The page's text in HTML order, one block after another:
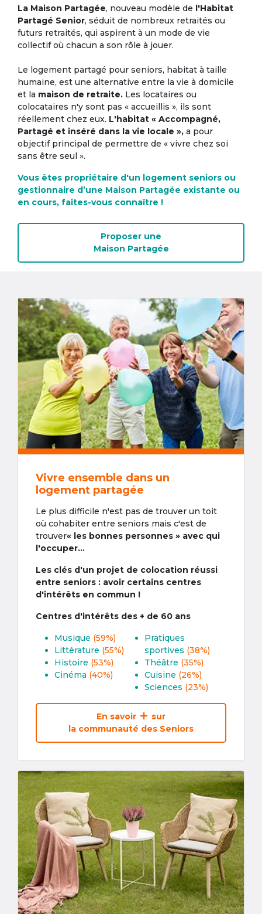
La Maison Partagée, nouveau modèle de l'Habitat
Partagé Senior, séduit de nombreux retraités ou
futurs retraités, qui aspirent à un mode de vie
collectif où chacun a son rôle à jouer.
Le logement partagé pour seniors, habitat à taille
humaine, est une alternative entre la vie à domicile
et la maison de retraite. Les locataires ou
colocataires n'y sont pas « accueillis », ils sont
réellement chez eux. L'habitat « Accompagné,
Partagé et inséré dans la vie locale », a pour
objectif principal de permettre de « vivre chez soi
sans être seul ».
Vous êtes propriétaire d'un logement seniors ou
gestionnaire d’une Maison Partagée existante ou
en cours, faites-vous connaître !
Proposer une
Maison Partagée
Vivre ensemble dans un
logement partagée
Le plus difficile n'est pas de trouver un toit
où cohabiter entre seniors mais c'est de
trouver« les bonnes personnes » avec qui
l'occuper...
Les clés d'un projet de colocation réussi
entre seniors : avoir certains centres
d'intérêts en commun !
Centres d'intérêts des + de 60 ans
Musique (59%)
Littérature (55%)
Histoire (53%)
Cinéma (40%)
Pratiques
sportives (38%)
Théâtre (35%)
Cuisine (26%)
Sciences (23%)
En savoir
sur
la communauté des Seniors